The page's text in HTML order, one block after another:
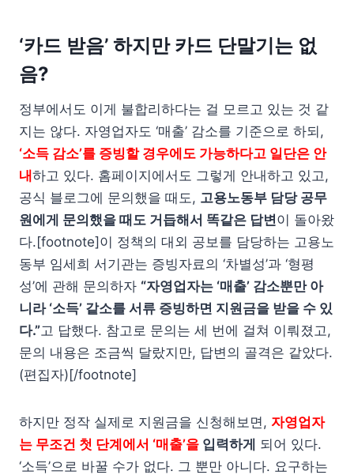
‘카드 받음’ 하지만 카드 단말기는 없
음?
정부에서도 이게 불합리하다는 걸 모르고 있는 것 같
지는 않다. 자영업자도 ‘매출’ 감소를 기준으로 하되,
‘소득 감소’를 증빙할 경우에도 가능하다고 일단은 안
내하고 있다. 홈페이지에서도 그렇게 안내하고 있고,
공식 블로그에 문의했을 때도, 고용노동부 담당 공무
원에게 문의했을 때도 거듭해서 똑같은 답변이 돌아왔
다.[footnote]이 정책의 대외 공보를 담당하는 고용노
동부 임세희 서기관는 증빙자료의 ‘차별성’과 ‘형평
성’에 관해 문의하자 “자영업자는 ‘매출’ 감소뿐만 아
니라 ‘소득’ 같소를 서류 증빙하면 지원금을 받을 수 있
다.”고 답했다. 참고로 문의는 세 번에 걸쳐 이뤄졌고,
문의 내용은 조금씩 달랐지만, 답변의 골격은 같았다.
(편집자)[/footnote]
하지만 정작 실제로 지원금을 신청해보면, 자영업자
는 무조건 첫 단계에서 ‘매출’을 입력하게 되어 있다.
‘소득’으로 바꿀 수가 없다. 그 뿐만 아니다. 요구하는